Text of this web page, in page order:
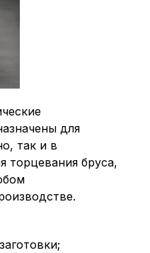
для
так и в
торцевания бруса,